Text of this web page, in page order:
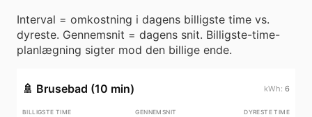
Interval = omkostning i dagens billigste time vs.
dyreste. Gennemsnit = dagens snit. Billigste-time-
planlægning sigter mod den billige ende.
🚿 Brusebad (10 min) 6